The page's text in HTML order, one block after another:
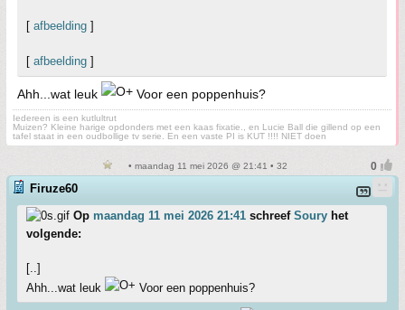
[ afbeelding ]
[ afbeelding ]
Ahh...wat leuk Voor een poppenhuis?
Iedereen is een kutlultrut
Muizen? Kleine harige opdonders met een kaas fixatie., en Lucie Ball die gillend op een
tafel staat in een oudbollige tv serie. En een vaste PI is KUT !!!! NIET doen
• maandag 11 mei 2026 @ 21:41 • 32
Firuze60
Op maandag 11 mei 2026 21:41 schreef Soury het
volgende:
[..]
Ahh...wat leuk
Voor een poppenhuis?